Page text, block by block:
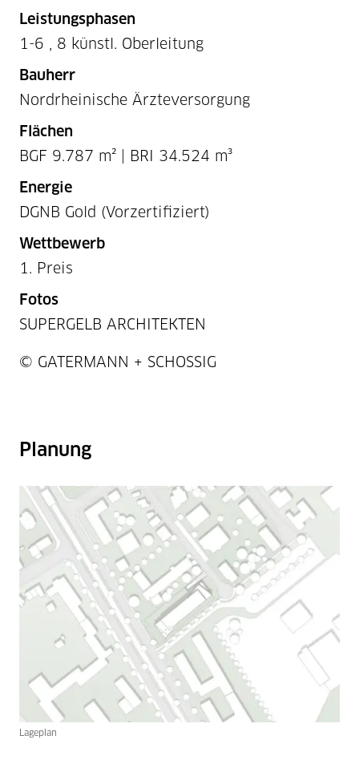
Leistungsphasen
1-6 , 8 künstl. Oberleitung
Bauherr
Nordrheinische Ärzteversorgung
Flächen
BGF 9.787 m² | BRI 34.524 m³
Energie
DGNB Gold (Vorzertifiziert)
Wettbewerb
1. Preis
Fotos
SUPERGELB ARCHITEKTEN
Projektnummer / Copyright
© GATERMANN + SCHOSSIG
Planung
Lageplan